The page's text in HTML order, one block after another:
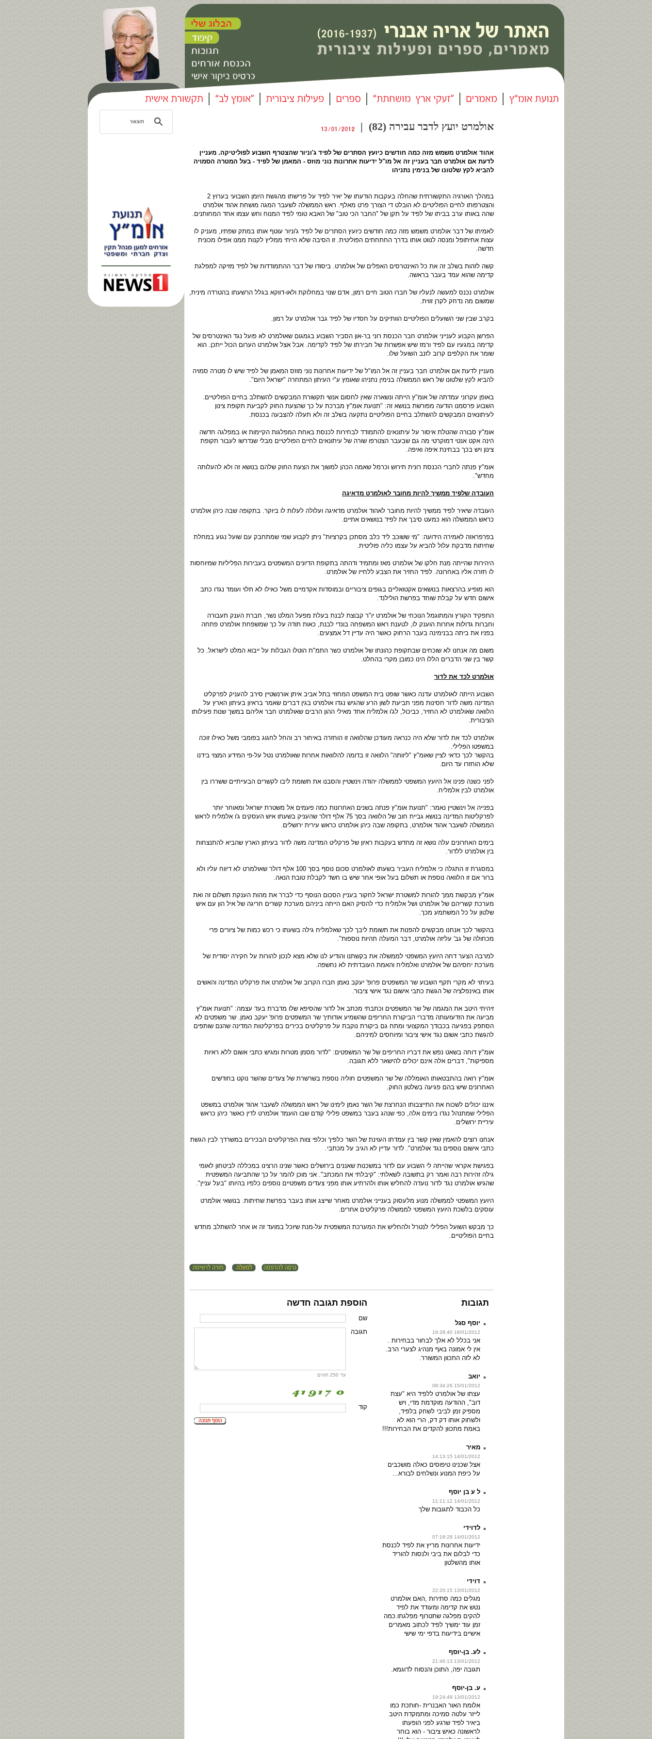
אולמרט יועץ לדבר עבירה (82) |
אהוד אולמרט משמש מזה כמה חודשים כיועץ הסתרים של לפיד ג'וניור שהצטרף השבוע לפוליטיקה. מעניין
לדעת אם אולמרט חבר בעניין זה אל מו"ל ידיעות אחרונות נוני מוזס - המאמן של לפיד - בעל המטרה הסמויה
להביא לקץ שלטונו של בנימין נתניהו
במהלך האורגיה התקשורתית שהחלה בעקבות הודעתו של יאיר לפיד על פרישתו מהגשת היומן השבועי בערוץ 2
והצטרפותו לחיים הפוליטיים לא הובלט די הצורך פרט מאלף. ראש הממשלה לשעבר המגה מושחת אהוד אולמרט
שהה באותו ערב בביתו של לפיד על תקן של "החבר הכי טוב" של האבא טומי לפיד המנוח וחש עצמו אחד המחותנים.
לאמיתו של דבר אולמרט משמש מזה כמה חודשים כיועץ הסתרים של לפיד ג'וניור עוטף אותו במתק שפתיו, מעניק לו
עצות אחיתופל ומנסה לנווט אותו בדרך החתחתים הפוליטית. זו הסיבה שלא הייתי ממליץ לקנות ממנו אפילו מכונית
חדשה.
קשה לזהות בשלב זה את כל האינטרסים האפלים של אולמרט. ביסודו של דבר ההתמודדות של לפיד מזיקה למפלגת
קדימה שהוא עמד בעבר בראשה.
אולמרט נכנס למעשה לנעליו של חברו הטוב חיים רמון, אדם שנוי במחלוקת ולאו-דווקא בגלל הרשעתו בהטרדה מינית,
שמשום מה נדחק לקרן זווית.
בקרב שבין שני השועלים הפוליטיים הוותיקים על חסדיו של לפיד גבר אולמרט על רמון.
הפרשן הקבוע לענייני אולמרט חבר הכנסת רוני בר-און הסביר השבוע בגמגום שאולמרט לא פועל נגד האינטרסים של
קדימה במגעיו עם לפיד ורמז שיש אפשרות של חבירתו של לפיד לקדימה. אבל אצל אולמרט הערום הכול ייתכן. הוא
שומר את הקלפים קרוב לזנב השועל שלו.
מעניין לדעת אם אולמרט חבר בעניין זה אל המו"ל של ידיעות אחרונות נוני מוזס המאמן של לפיד שיש לו מטרה סמויה
להביא לקץ שלטונו של ראש הממשלה בנימין נתניהו שאומץ ע"י העיתון המתחרה "ישראל היום".
באופן עקרוני עמדתה של אומ"ץ הייתה ונשארה שאין לחסום אנשי תקשורת המבקשים להשתלב בחיים הפוליטיים.
השבוע פרסמנו הודעה מפורשת בנושא זה: "תנועת אומ"ץ מברכת על כך שהצעת החוק לקביעת תקופת צינון
לעיתונאים המבקשים להשתלב בחיים הפוליטיים נתקעה בשלב זה ולא תעלה להצבעה בכנסת.
אומ"ץ סבורה שהטלת איסור על עיתונאים להתמודד לבחירות לכנסת באחת המפלגות הקיימות או במפלגה חדשה
הינה אקט אנטי דמוקרטי מה גם שבעבר הצטרפו שורה של עיתונאים לחיים הפוליטיים מבלי שנדרשו לעבור תקופת
צינון ויש בכך בבחינת איפה ואיפה.
אומ"ץ פנתה לחברי הכנסת רונית תירוש וכרמל שאמה הכהן למשוך את הצעת החוק שלהם בנושא זה ולא להעלותה
מחדש".
העובדה שלפיד ממשיך להיות מחובר לאולמרט מדאיגה
העובדה שיאיר לפיד ממשיך להיות מחובר לאהוד אולמרט מדאיגה ועלולה לעלות לו ביוקר. בתקופה שבה כיהן אולמרט
כראש הממשלה הוא כמעט סיבך את לפיד בנושאים אתיים.
בפרפראזה לאמירה הידועה: "מי ששוכב ליד כלב מסתכן בקרציות" ניתן לקבוע שמי שמתחבק עם שועל נגוע במחלת
שחיתות מדבקת עלול להביא על עצמו כליה פוליטית.
היהירות שהייתה מנת חלקו של אולמרט מאז ומתמיד ודהתה בתקופת הדיונים המשפטים בעבירות הפליליות שמיוחסות
לו חזרה אליו באחרונה. לפיד החזיר את הצבע ללחייו של אולמרט.
הוא מופיע בהרצאות בנושאים אקטואליים בגופים ציבוריים ובמוסדות אקדמיים משל כאילו לא תלוי ועומד נגדו כתב
אישום חדש על קבלת שוחד בפרשת הולילנד.
התפקיד הקורץ והמתוגמל הנוכחי של אולמרט יו"ר קבוצת לבנת בעלת מפעל המלט נשר, חברת הענק תעבורה
וחברות גדולות אחרות הוענק לו, לטענת ראש המשפחה בונדי לבנת, כאות תודה על כך שמשפחת אולמרט פתחה
בפניו את ביתה בבנימינה בעבר הרחוק כאשר היה עדיין דל אמצעים.
משום מה אנחנו לא שוכחים שבתקופת כהונתו של אולמרט כשר התמ"ת הוטלו הגבלות על ייבוא המלט לישראל. כל
קשר בין שני הדברים הללו הינו כמובן מקרי בהחלט.
אולמרט לכד את לדור
השבוע הייתה לאולמרט עדנה כאשר שופט בית המשפט המחוזי בתל אביב איתן אורנשטיין סירב להעניק לפרקליט
המדינה משה לדור חסינות מפני תביעת לשון הרע שהגיש נגדו אולמרט בגין דברים שאמר בראיון בעיתון הארץ על
הלוואה שאולמרט לא החזיר, כביכול, לג'ו אלמליח אחד מאילי ההון הרבים שאולמרט חבר אליהם במשך שנות פעילותו
הציבורית.
אולמרט לכד את לדור שלא היה כנראה מעודכן שהלוואה זו הוחזרה באיחור רב והחל לחגוג בפומבי משל כאילו זוכה
במשפטו הפלילי.
בהקשר לכך כדאי לציין שאומ"ץ "ליוותה" הלוואה זו בדומה להלוואות אחרות שאולמרט נטל על-פי המידע המצוי בידנו
שלא הוחזרו עד היום.
לפני כשנה פנינו אל היועץ המשפטי לממשלה יהודה וינשטיין והסבנו את תשומת ליבו לקשרים הבעייתיים ששררו בין
אולמרט לבין אלמליח.
בפנייה אל וינשטיין נאמר: "תנועת אומ"ץ פנתה בשנים האחרונות כמה פעמים אל משטרת ישראל ומאוחר יותר
לפרקליטות המדינה בנושא גביית חוב של הלוואה בסך 75 אלף דולר שהעניק בשעתו איש העסקים ג'ו אלמליח לראש
הממשלה לשעבר אהוד אולמרט, בתקופה שבה כיהן אולמרט כראש עירית ירושלים.
בימים האחרונים עלה נושא זה מחדש בעקבות ראיון של פרקליט המדינה משה לדור בעיתון הארץ שהביא להתנצחות
בין אולמרט ללדור.
במסגרת זו התגלה כי אלמליח העביר בשעתו לאולמרט סכום נוסף בסך 100 אלף דולר שאולמרט לא דיווח עליו ולא
ברור אם זו הלוואה נוספת או תשלום בעל אופי אחר שיש בו חשד לקבלת טובת הנאה.
אומ"ץ מבקשת ממך להורות למשטרת ישראל לחקור בעניין הסכום הנוסף כדי לברר את מהות הענקת תשלום זה ואת
מערכת קשריהם של אולמרט ושל אלמליח כדי להסיק האם הייתה ביניהם מערכת קשרים חריגה של איל הון עם איש
שלטון על כל המשתמע מכך.
בהקשר לכך אנחנו מבקשים להפנות את תשומת ליבך לכך שאלמליח גילה בשעתו כי רכש כמות של ציורים פרי
מכחולה של גב' עליזה אולמרט, דבר המעלה תהיות נוספות".
למרבה הצער דחה היועץ המשפטי לממשלה את בקשתנו והודיע לנו שלא מצא לנכון להורות על חקירה יסודית של
מערכת יחסיהם של אולמרט ואלמליח והאמת העובדתית לא נחשפה.
בעיתוי לא מקרי תקף השבוע שר המשפטים פרופ' יעקב נאמן חברו הקרוב של אולמרט את פרקליט המדינה והאשים
אותו באינפלציה של הגשת כתבי אישום נגד אישי ציבור.
זיהיתי היטב את המגמה של שר המשפטים וכתבתי מכתב אל לדור שהסיפא שלו מדברת בעד עצמה: "תנועת אומ"ץ
מביעה את הזדעזעותה מדברי הביקורת החריפים שהשמיע אודותיך שר המשפטים פרופ' יעקב נאמן. שר משפטים לא
הסתפק בפגיעה בכבודך המקצועי ומתח גם ביקורת נוקבת על פרקליטים בכירים בפרקליטות המדינה שהנם שותפים
להגשת כתבי אשום נגד אישי ציבור ומיוחסים למיניהם.
אומ"ץ דוחה בשאט נפש את דבריו החריפים של שר המשפטים: "לדור מסמן מטרות ומגיש כתבי אשום ללא ראיות
מספיקות", דברים אלה אינם יכולים להישאר ללא תגובה.
אומ"ץ רואה בהתבטאותו האומללה של שר המשפטים חוליה נוספת בשרשרת של צעדים שהשר נוקט בחודשים
האחרונים שיש בהם פגיעה בשלטון החוק.
איננו יכולים לשכוח את התייצבותו הנחרצת של השר נאמן לימינו של ראש הממשלה לשעבר אהוד אולמרט במשפט
הפלילי שמתנהל נגדו בימים אלה, כפי שנהג בעבר במשפט פלילי קודם שבו הועמד אולמרט לדין כאשר כיהן כראש
עיריית ירושלים.
אנחנו רוצים להאמין שאין קשר בין עמדתו העוינת של השר כלפיך וכלפי צוות הפרקליטים הבכירים במשרדך לבין הגשת
כתבי אישום נוספים נגד אולמרט". לדור עדיין לא הגיב על מכתבי.
בפגישת אקראי שהייתה לי השבוע עם לדור במשכנות שאננים בירושלים כאשר שנינו הרצינו במכללה לביטחון לאומי
גילה זהירות רבה ואמר רק בתשובה לשאלתי: "קיבלתי את המכתב". אני מוכן להמר על כך שהתביעה המשפטית
שהגיש אולמרט נגד לדור נועדה להחליש אותו ולהרתיע אותו מפני צעדים משפטיים נוספים כלפיו בהיותו "בעל עניין".
היועץ המשפטי לממשלה מנוע מלעסוק בענייני אולמרט מאחר שייצג אותו בעבר בפרשת שחיתות. בנושאי אולמרט
עוסקים בלשכת היועץ המשפטי לממשלה פרקליטים אחרים.
כך מבקש השועל הפלילי לנטרל ולהחליש את המערכת המשפטית על-מנת שיוכל במועד זה או אחר להשתלב מחדש
בחיים הפוליטיים.
הוספת תגובה חדשה
שם
עד 250 תווים
תגובה
קוד
תגובות
יוסף סגל
18/01/2012 19:28:40
אני בכלל לא אלך לבחור בבחירות .
אין לי אמונה באף מנהיג לצערי הרב.
לא לזה התכוון המשורר.
יואב
15/01/2012 08:34:26
עצתו של אולמרט ללפיד היא "עצת
דוב", ההודעה מוקדמת מדי, ויש
מספיק זמן לביבי לשחק בלפיד,
ולשחוק אותו דק דק, הרי הוא לא
באמת מתכוון להקדים את הבחירות!!!
מאיר
14/01/2012 14:13:15
אצל שכנינו טיפוסים כאלה מושכבים
על כיפת המנוע ונשלחים לבורא...
ל ע בן יוסף
14/01/2012 11:11:12
כל הכבוד לתגובות שלך
לדוידי
14/01/2012 07:18:28
ידיעות אחרונות מריץ את לפיד לכנסת
כדי לבלום את ביבי ולנסות להוריד
אותו מהשלטון
דוידי
13/01/2012 22:20:15
מגלים כמה סתירות ,האם אולמרט
נטש את קדימה ומעודד את לפיד
להקים מפלגה שתטרוף מפלגתו.כמה
זמן עוד ימשיך לפיד לכתוב מאמרים
אישיים בידיעות בדפי ימי שישי
לע. בן-יוסף
13/01/2012 21:46:13
תגובה יפה, התוכן והנסוח לדוגמא.
ע. בן-יוסף
13/01/2012 19:24:49
אלומת האור האבנרית -חותכת כמו
לייזר עלטה סמיכה ומתמקדת היטב
ביאיר לפיד שרגע לפני הופעתו
לראשונה כאיש ציבור - הוא בוחר